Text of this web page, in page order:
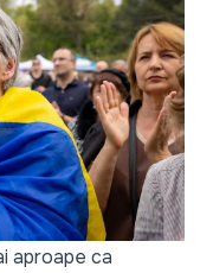
aproape ca